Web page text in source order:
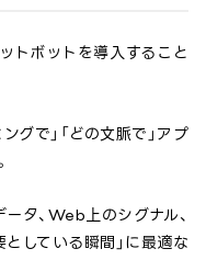
トボットを導入すること
グで」「どの文脈で」アプ
タ、Web上のシグナル、
している瞬間」に最適な